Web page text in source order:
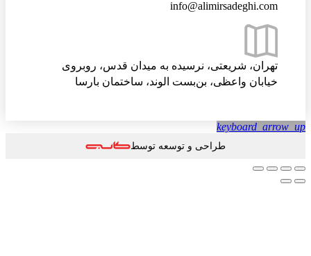
info@alimirsadeghi.com
تهران، شریعتی، نرسیده به میدان قدس، روبروی
خیابان واعظی، بن‌بست الوند، ساختمان بارسا
طراحی و توسعه توسط